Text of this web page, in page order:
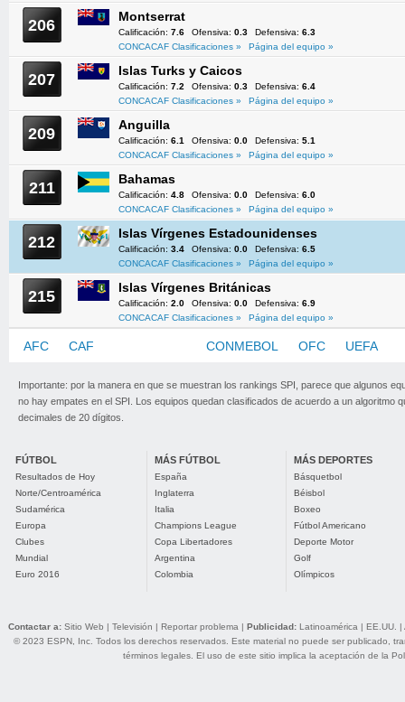
206 Montserrat
Calificación: 7.6 Ofensiva: 0.3 Defensiva: 6.3
CONCACAF Clasificaciones »
Página del equipo »
207 Islas Turks y Caicos
Calificación: 7.2 Ofensiva: 0.3 Defensiva: 6.4
CONCACAF Clasificaciones »
Página del equipo »
209 Anguilla
Calificación: 6.1 Ofensiva: 0.0 Defensiva: 5.1
CONCACAF Clasificaciones »
Página del equipo »
211 Bahamas
Calificación: 4.8 Ofensiva: 0.0 Defensiva: 6.0
CONCACAF Clasificaciones »
Página del equipo »
212 Islas Vírgenes Estadounidenses
Calificación: 3.4 Ofensiva: 0.0 Defensiva: 6.5
CONCACAF Clasificaciones »
Página del equipo »
215 Islas Vírgenes Británicas
Calificación: 2.0 Ofensiva: 0.0 Defensiva: 6.9
CONCACAF Clasificaciones »
Página del equipo »
AFC CAF CONMEBOL OFC UEFA
Importante: por la manera en que se muestran los rankings SPI, parece que algunos
no hay empates en el SPI. Los equipos quedan clasificados de acuerdo a un algoritmo
decimales de 20 dígitos.
FÚTBOL
Resultados de Hoy
Norte/Centroamérica
Sudamérica
Europa
Clubes
Mundial
Euro 2016
MÁS FÚTBOL
España
Inglaterra
Italia
Champions League
Copa Libertadores
Argentina
Colombia
MÁS DEPORTES
Básquetbol
Béisbol
Boxeo
Fútbol Americano
Deporte Motor
Golf
Olímpicos
Contactar a: Sitio Web | Televisión | Reportar problema | Publicidad: Latinoamérica | EE.UU. |
© 2023 ESPN, Inc. Todos los derechos reservados. Este material no puede ser publicado,
términos legales. El uso de este sitio implica la aceptación de la